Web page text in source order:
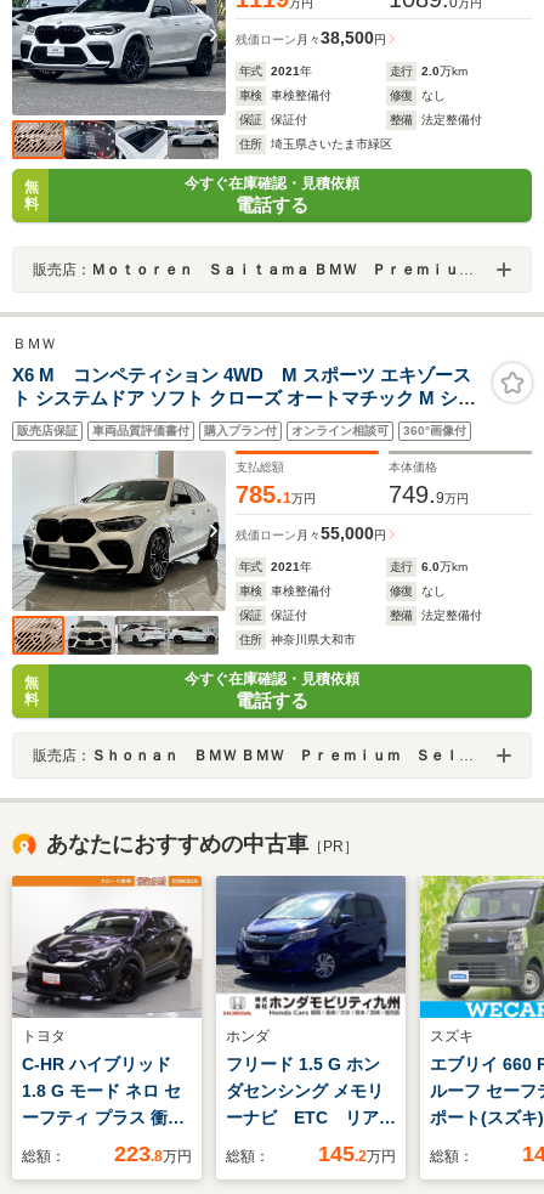
万円 万円
残価ローン 月々38,500円
年式 2021年 走行 2.0万km
車検
車検整備付 修復
なし
保証
保証付 整備
法定整備付
住所
埼玉県さいたま市緑区
無
料
今すぐ在庫確認・見積依頼
電話する
販売店： Ｍｏｔｏｒｅｎ Ｓａｉｔａｍａ ＢＭＷ Ｐｒｅｍｉｕｍ Ｓｅｌｅｃｔｉｏｎ 浦和美園
ＢＭＷ
X6 M コンペティション 4WD M スポーツ エキゾース
ト システムドア ソフト クローズ オートマチック M シー
ト ベルト M マルチ ファンクション シート 運転席/助手席
マッサージ機能 Harman/Kardon サラウンドサウンド
販売店保証 車両品質評価書付 購入プラン付 オンライン相談可 360°画像付
支払総額
785.1万円
本体価格
749.9万円
残価ローン 月々55,000円
年式 2021年 走行 6.0万km
車検
車検整備付 修復
なし
保証
保証付 整備
法定整備付
住所
神奈川県大和市
無
料
今すぐ在庫確認・見積依頼
電話する
販売店： Ｓｈｏｎａｎ ＢＭＷ ＢＭＷ Ｐｒｅｍｉｕｍ Ｓｅｌｅｃｔｉｏｎ 大和
あなたにおすすめの中古車 ［PR］
トヨタ
C-HR ハイブリッド
1.8 G モード ネロ セ
ーフティ プラス 衝突
回避/被害軽減 ナ
総額： 223.8万円
ホンダ
フリード 1.5 G ホン
ダセンシング メモリ
ーナビ ETC リアカ
メラ Bluetooth
総額： 145.2万円
スズキ
エブリイ 660
ルーフ セーフ
ポート(スズキ
脱防止支援シ
総額：